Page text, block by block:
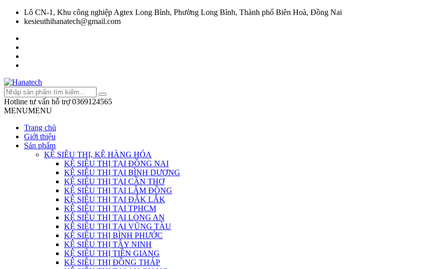
Lô CN-1, Khu công nghiệp Agtex Long Bình, Phường Long Bình, Thành phố Biên Hoà, Đồng Nai
kesieuthihanatech@gmail.com
Hotline tư vấn hỗ trợ 0369124565
MENUMENU
Trang chủ
Giới thiệu
Sản phẩm
KỆ SIÊU THỊ, KỆ HÀNG HÓA
KỆ SIÊU THỊ TẠI ĐỒNG NAI
KỆ SIÊU THỊ TẠI BÌNH DƯƠNG
KỆ SIÊU THỊ TẠI CẦN THƠ
KỆ SIÊU THỊ TẠI LÂM ĐỒNG
KỆ SIÊU THỊ TẠI ĐẮK LẮK
KỆ SIÊU THỊ TẠI TPHCM
KỆ SIÊU THỊ TẠI LONG AN
KỆ SIÊU THỊ TẠI VŨNG TÀU
KỆ SIÊU THỊ BÌNH PHƯỚC
KỆ SIÊU THỊ TÂY NINH
KỆ SIÊU THỊ TIỀN GIANG
KỆ SIÊU THỊ ĐỒNG THÁP